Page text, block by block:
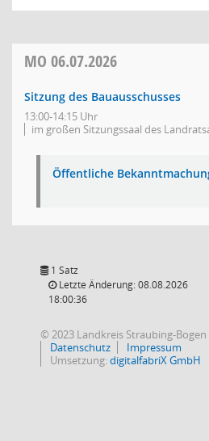
MO 06.07.2026
Sitzung des Bauausschusses
13:00-14:15 Uhr
im großen Sitzungssaal des
Öffentliche
1 Satz
Letzte Änderung: 08.08.2026
18:00:36
© 2023 Landkreis Straubing-Bogen
Datenschutz
Impressum
Umsetzung:digitalfabriX GmbH